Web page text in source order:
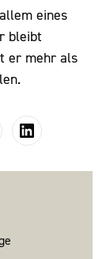
eines
bleibt
er mehr als